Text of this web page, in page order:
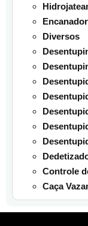
Encanador
Diversos
Controle
Caça